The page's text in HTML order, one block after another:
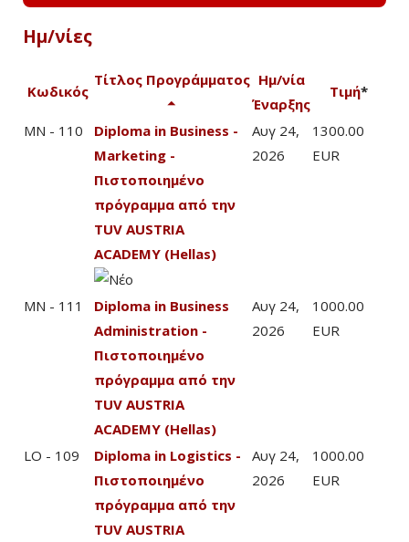
Ημ/νίες
Κωδικός
Τίτλος Προγράμματος Ημ/νία
Έναρξης
Τιμή*
MN - 110
Diploma in Business -
Marketing -
Πιστοποιημένο
πρόγραμμα από την
TUV AUSTRIA
ACADEMY (Hellas)
Αυγ 24,
2026
1300.00
EUR
MN - 111
Diploma in Business
Administration -
Πιστοποιημένο
πρόγραμμα από την
TUV AUSTRIA
ACADEMY (Hellas)
Αυγ 24,
2026
1000.00
EUR
LO - 109
Diploma in Logistics -
Πιστοποιημένο
πρόγραμμα από την
TUV AUSTRIA
Αυγ 24,
2026
1000.00
EUR